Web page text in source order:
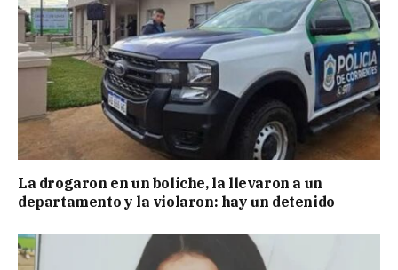
La drogaron en un boliche, la llevaron a un
departamento y la violaron: hay un detenido